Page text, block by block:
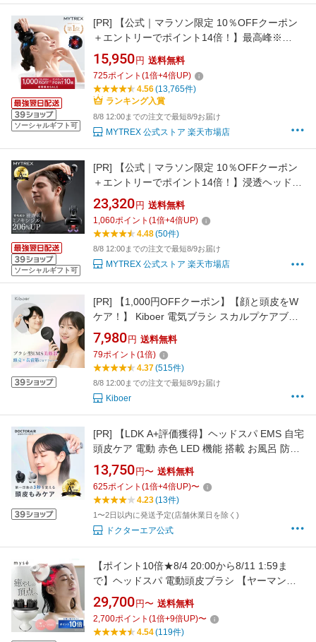
ソーシャルギフト可
[PR]
【公式｜マラソン限定 10％OFFクーポン
＋エントリーでポイント14倍！】最高峰※
EMSヘッドスパ 頭皮 ヘッドマッサージ EMS 赤
色LED 機能搭載【公式】 MYTREX EMS HEAD
SPA PRO マイトレックス プロ フェイスケア リ
フトケア 頭皮ケア 電動頭皮ブラシ スカルプ ス
パ 美容
15,950 円 送料無料
725ポイント (1倍+4倍UP)
4.56(13,765件)
ランキング入賞
8/8 12:00までの注文で最短8/9お届け
MYTREX 公式ストア 楽天市場店
ソーシャルギフト可
[PR]
【公式｜マラソン限定 10％OFFクーポン
＋エントリーでポイント14倍！】浸透ヘッドス
パ メンズ 頭皮 ヘッドマッサージ 育毛 ミノキシ
ジル 導入導出 EMS 赤色LED 【公式】MYTREX
HEAD SPA DEEP X ヘアケア フェイスケア リ
フトケア 頭皮ケア 電動頭皮ブラシ スカルプ 美
顔器
23,320 円 送料無料
1,060ポイント (1倍+4倍UP)
4.48(50件)
8/8 12:00までの注文で最短8/9お届け
MYTREX 公式ストア 楽天市場店
[PR]
【1,000円OFFクーポン】【顔と頭皮をW
ケア！】 Kiboer 電気ブラシ スカルプケアブラ
シ 電動頭皮ブラシ 美顔器 ems 頭皮ケアブラシ
頭筋リフトブラシ EMSブラシ 美容 頭皮ケア フ
ェイスケア EMS RF EP ems美顔器 ヘアケア 表
情筋ケア 母の日 ホワイトデー プレゼント
7,980 円 送料無料
79ポイント (1倍)
4.37(515件)
8/8 12:00までの注文で最短8/9お届け
Kiboer
[PR]
【LDK A+評価獲得】ヘッドスパ EMS 自宅
頭皮ケア 電動 赤色 LED 機能 搭載 お風呂 防水
シャンプー リフトケア スカルプ 美容 頭 顔 首
脳疲労 リフレッシュ リラックス セルフケア エ
ステ体験 ギフト プレゼント | ドクターエア
EMSスカルプスパ BSC-01
13,750 円〜 送料無料
625ポイント (1倍+4倍UP)〜
4.23(13件)
1〜2日以内に発送予定(店舗休業日を除く)
ドクターエア公式
【ポイント10倍★8/4 20:00から8/11 1:59ま
で】ヘッドスパ 電動頭皮ブラシ 【ヤーマン公
式】《ミーゼ ニードルヘッドスパ EMS
MS33W》｜頭皮 洗浄 頭皮ブラシ リフトケア
ヘッド 皮脂 男女兼用 防水 お風呂 シャンプー
29,700 円〜 送料無料
2,700ポイント (1倍+9倍UP)〜
4.54(119件)